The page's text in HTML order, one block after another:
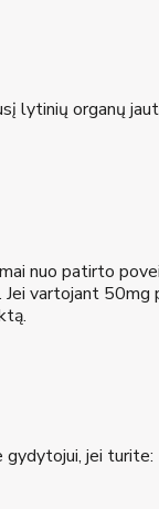
lytinių organų
nuo patirto
vartojant 50mg
jei turite: